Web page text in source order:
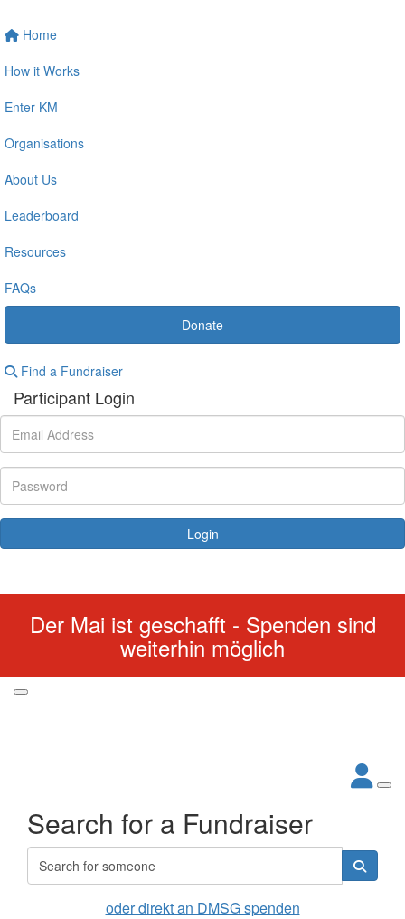
Home
How it Works
Enter KM
Organisations
About Us
Leaderboard
Resources
FAQs
Donate
Find a Fundraiser
Participant Login
Login
Der Mai ist geschafft - Spenden sind
weiterhin möglich
Search for a Fundraiser
oder direkt an DMSG spenden